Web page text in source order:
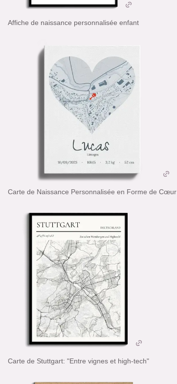
Affiche de naissance personnalisée enfant
Carte de Naissance Personnalisée en Forme de Cœur
Carte de Stuttgart: "Entre vignes et high-tech"